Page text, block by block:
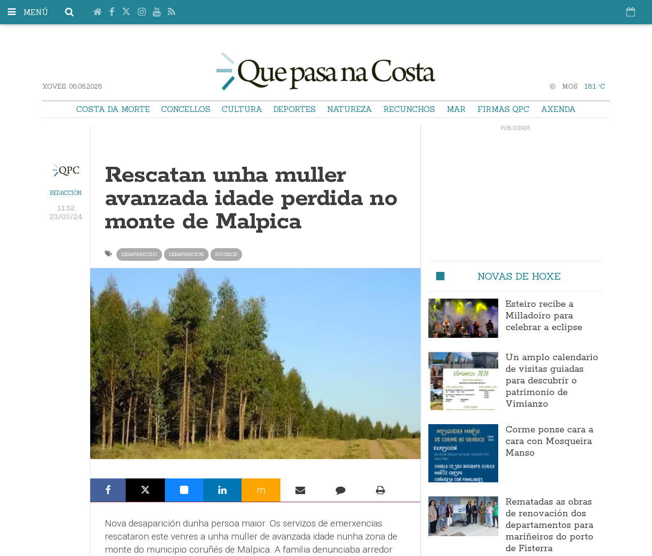
MENÚ
XOVES. 06.08.2026 MOS 18.1 °C
COSTA DA MORTE CONCELLOS CULTURA DEPORTES NATUREZA RECUNCHOS MAR FIRMAS QPC AXENDA
REDACCIÓN
11:32
23/03/24
Rescatan unha muller
avanzada idade perdida no
monte de Malpica
DESAPARECIDO DESAPARICION SUCESOS
m
Nova desaparición dunha persoa maior. Os servizos de emerxencias
rescataron este venres a unha muller de avanzada idade nunha zona de
monte do municipio coruñés de Malpica. A familia denunciaba arredor
NOVAS DE HOXE
Esteiro recibe a
Milladoiro para
celebrar a eclipse
Un amplo calendario
de visitas guiadas
para descubrir o
patrimonio de
Vimianzo
Corme ponse cara a
cara con Mosqueira
Manso
Rematadas as obras
de renovación dos
departamentos para
mariñeiros do porto
de Fisterra